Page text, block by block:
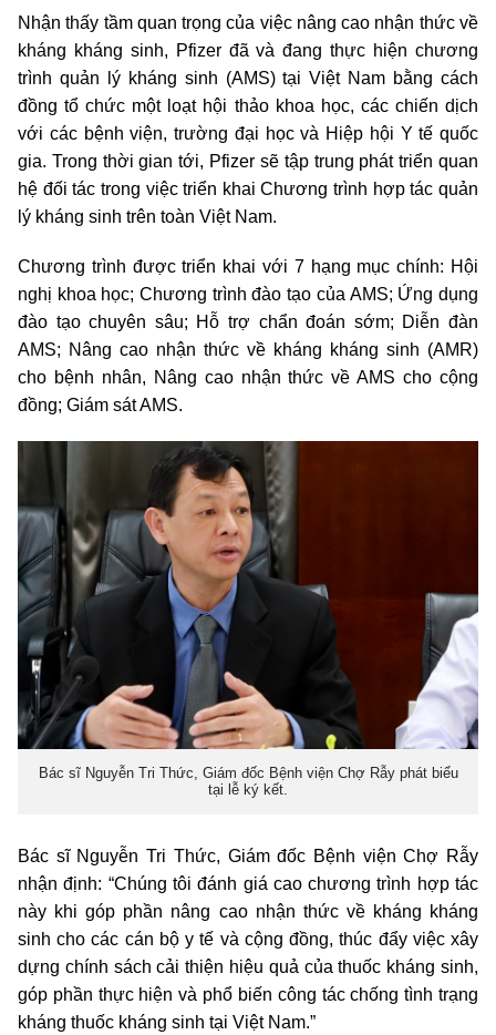
Nhận thấy tầm quan trọng của việc nâng cao nhận thức về
kháng kháng sinh, Pfizer đã và đang thực hiện chương
trình quản lý kháng sinh (AMS) tại Việt Nam bằng cách
đồng tổ chức một loạt hội thảo khoa học, các chiến dịch
với các bệnh viện, trường đại học và Hiệp hội Y tế quốc
gia. Trong thời gian tới, Pfizer sẽ tập trung phát triển quan
hệ đối tác trong việc triển khai Chương trình hợp tác quản
lý kháng sinh trên toàn Việt Nam.
Chương trình được triển khai với 7 hạng mục chính: Hội
nghị khoa học; Chương trình đào tạo của AMS; Ứng dụng
đào tạo chuyên sâu; Hỗ trợ chẩn đoán sớm; Diễn đàn
AMS; Nâng cao nhận thức về kháng kháng sinh (AMR)
cho bệnh nhân, Nâng cao nhận thức về AMS cho cộng
đồng; Giám sát AMS.
Bác sĩ Nguyễn Tri Thức, Giám đốc Bệnh viện Chợ Rẫy phát biểu
tại lễ ký kết.
Bác sĩ Nguyễn Tri Thức, Giám đốc Bệnh viện Chợ Rẫy
nhận định: “Chúng tôi đánh giá cao chương trình hợp tác
này khi góp phần nâng cao nhận thức về kháng kháng
sinh cho các cán bộ y tế và cộng đồng, thúc đẩy việc xây
dựng chính sách cải thiện hiệu quả của thuốc kháng sinh,
góp phần thực hiện và phổ biến công tác chống tình trạng
kháng thuốc kháng sinh tại Việt Nam.”